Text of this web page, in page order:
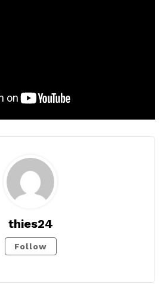
thies24
Follow